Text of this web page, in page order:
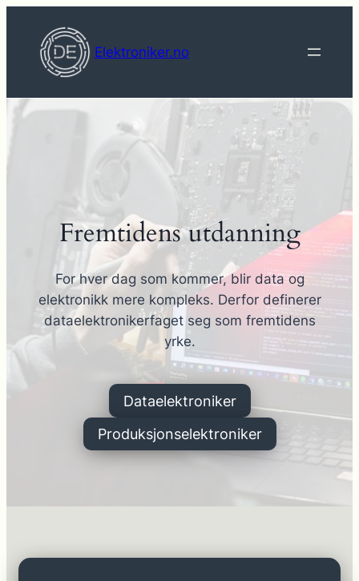
innhold
Elektroniker.no
Fremtidens utdanning
For hver dag som kommer, blir data og
elektronikk mere kompleks. Derfor definerer
dataelektronikerfaget seg som fremtidens
yrke.
Dataelektroniker
Produksjonselektroniker